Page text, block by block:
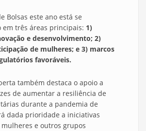
Bolsas este ano está se
em três áreas principais: 1)
e desenvolvimento; 2)
de mulheres; e 3) marcos
favoráveis.
também destaca o apoio a
de aumentar a resiliência de
durante a pandemia de
dada prioridade a iniciativas
e outros grupos